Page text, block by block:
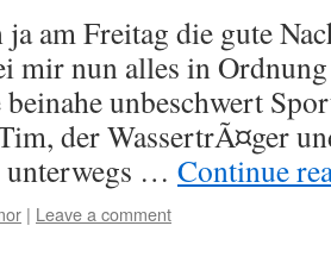
ja am Freitag die gute
mir nun alles in
unbeschwert
der WassertrÃ¤ger
unterwegs … Continue
| Leave a comment